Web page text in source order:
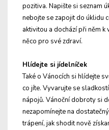
pozitiva. Napište si seznam
nebojte se zapojit do úklidu
aktivitou a dochází při něm
něco pro své zdraví.
Hlídejte si jídelníček
Také o Vánocích si hlídejte
co jíte. Vyvarujte se
nápojů. Vánoční dobroty si
nezapomínejte na
trápení, jak shodit nově